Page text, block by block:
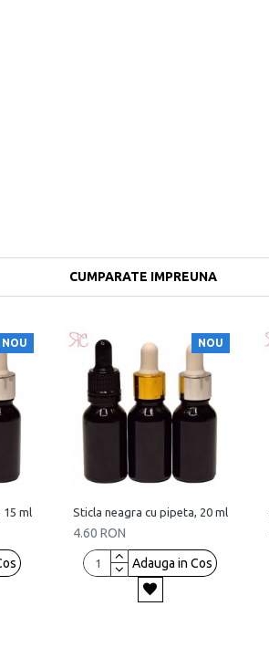
CUMPARATE IMPREUNA
NOU
15 ml
NOU
Sticla neagra cu pipeta, 20 ml
4.60 RON
Adauga in Cos